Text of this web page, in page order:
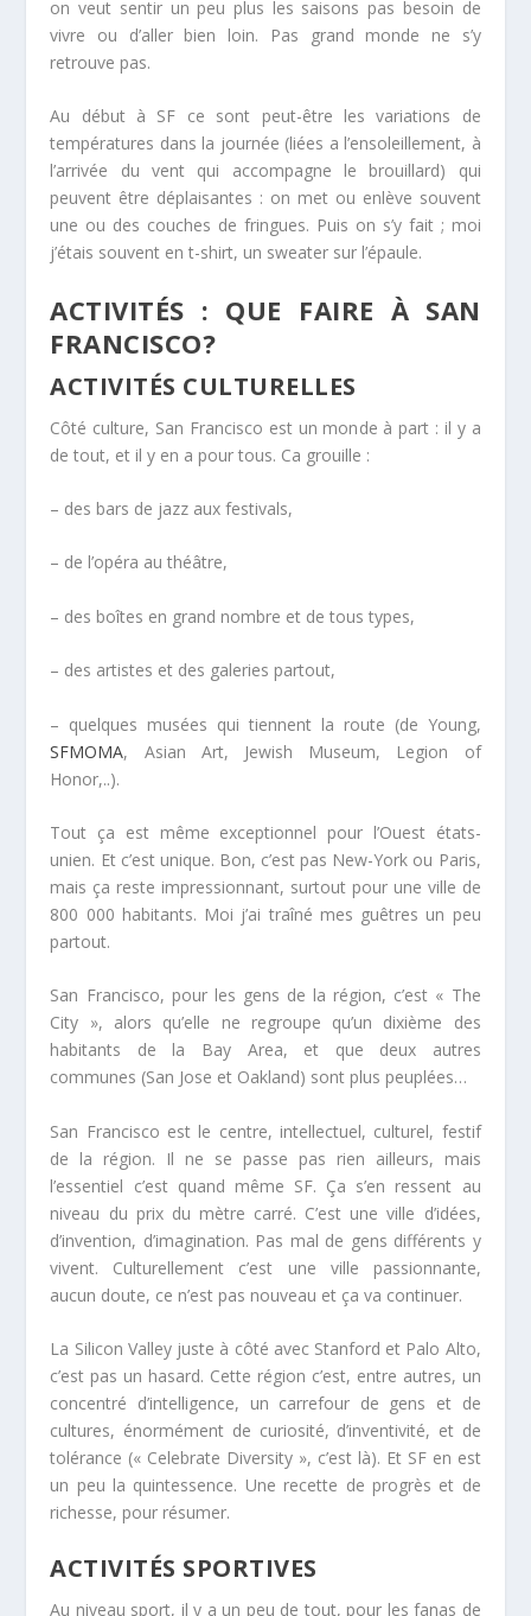
on veut sentir un peu plus les saisons pas besoin de
vivre ou d’aller bien loin. Pas grand monde ne s’y
retrouve pas.
Au début à SF ce sont peut-être lesvariations de
températures dans la journée (liées a l’ensoleillement, à
l’arrivée du vent qui accompagne le brouillard) qui
peuvent être déplaisantes : on met ou enlève souvent
une ou des couches de fringues. Puis on s’y fait ; moi
j’étais souvent en t-shirt, un sweater sur l’épaule.
ACTIVITÉS : QUE FAIRE À SAN
FRANCISCO?
ACTIVITÉS CULTURELLES
Côté culture, San Francisco est un monde à part : il y a
de tout, et il y en a pour tous. Ca grouille :
– des bars de jazz aux festivals,
– de l’opéra au théâtre,
– des boîtes en grand nombre et de tous types,
– des artistes et des galeries partout,
– quelques musées qui tiennent la route (de Young,
SFMOMA, Asian Art, Jewish Museum, Legion of
Honor,..).
Tout ça est même exceptionnel pour l’Ouest états-
unien. Et c’est unique. Bon, c’est pas New-York ou Paris,
mais ça reste impressionnant, surtout pour une ville de
800 000 habitants. Moi j’ai traîné mes guêtres un peu
partout.
San Francisco, pour les gens de la région, c’est « The
City », alors qu’elle ne regroupe qu’un dixième des
habitants de la Bay Area, et que deux autres
communes (San Jose et Oakland) sont plus peuplées…
San Francisco est le centre, intellectuel, culturel, festif
de la région. Il ne se passe pas rien ailleurs, mais
l’essentiel c’est quand même SF. Ça s’en ressent au
niveau du prix du mètre carré. C’est une ville d’idées,
d’invention, d’imagination. Pas mal de gens différents y
vivent. Culturellement c’est une ville passionnante,
aucun doute, ce n’est pas nouveau et ça va continuer.
La Silicon Valley juste à côté avec Stanford et Palo Alto,
c’est pas un hasard. Cette région c’est, entre autres, un
concentré d’intelligence, un carrefour de gens et de
cultures, énormément de curiosité, d’inventivité, et de
tolérance (« Celebrate Diversity », c’est là). Et SF en est
un peu la quintessence. Une recette de progrès et de
richesse, pour résumer.
ACTIVITÉS SPORTIVES
Au niveau sport, il y a un peu de tout, pour les fanas de